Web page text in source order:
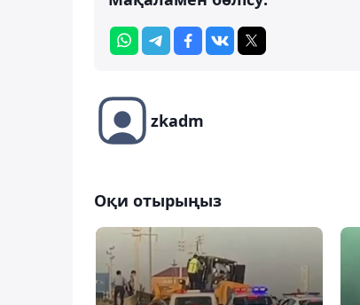
zkadm
Оқи отырыңыз